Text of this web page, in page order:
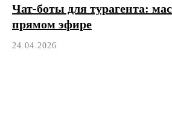
Чат-боты для турагента:
прямом эфире
24.04.2026